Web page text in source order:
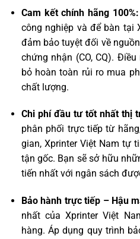
Cam kết chính hãng 100%:
công nghiệp và để bàn tại
đảm bảo tuyệt đối về
chứng nhận (CO, CQ).
bỏ hoàn toàn rủi ro mua
chất lượng.
Chi phí đầu tư tốt nhất thị
phân phối trực tiếp từ
gian, Xprinter Việt Nam tự
tận gốc. Bạn sẽ sở hữu
tiến nhất với ngân sách
Bảo hành trực tiếp – Hậu
nhất của Xprinter Việt
hàng. Áp dụng quy trình